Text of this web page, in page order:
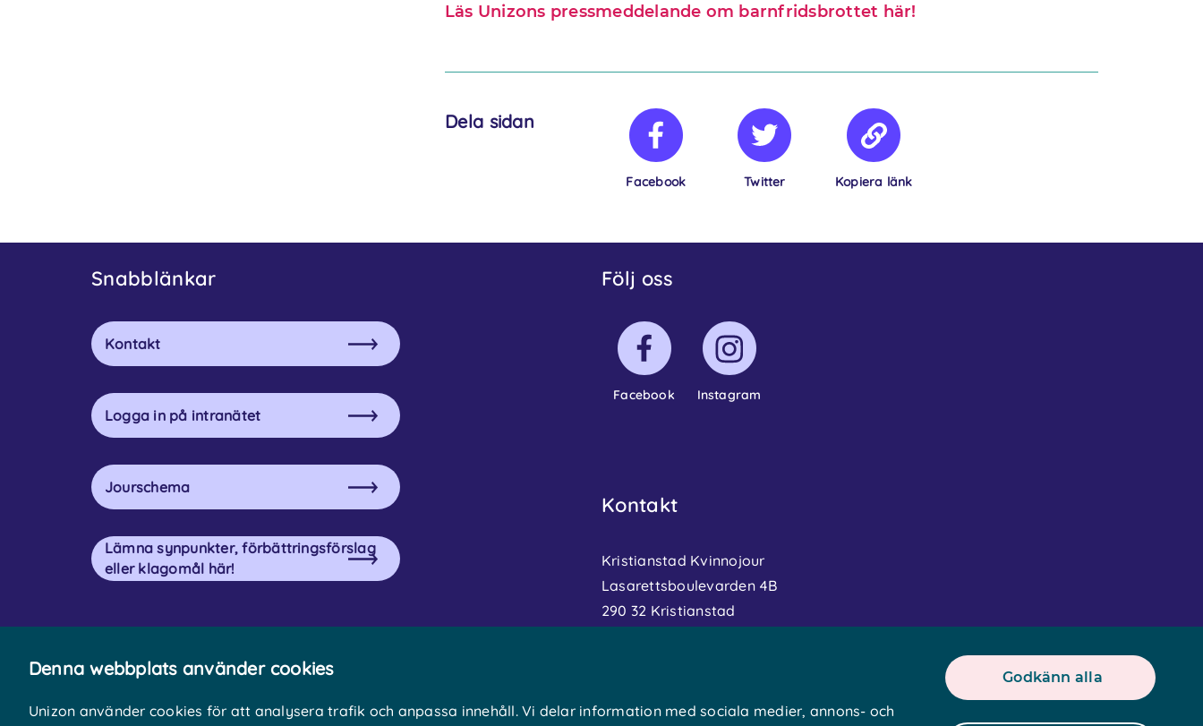
Denna webbplats använder cookies
Unizon använder cookies för att analysera trafik och anpassa innehåll. Vi delar information med sociala medier, annons- och
Godkänn alla
Läs Unizons pressmeddelande om barnfridsbrottet här!
Dela sidan
Facebook Twitter Kopiera länk
Snabblänkar
Kontakt
Logga in på intranätet
Jourschema
Lämna synpunkter, förbättringsförslag
eller klagomål här!
Följ oss
Facebook Instagram
Kontakt
Kristianstad Kvinnojour
Lasarettsboulevarden 4B
290 32 Kristianstad